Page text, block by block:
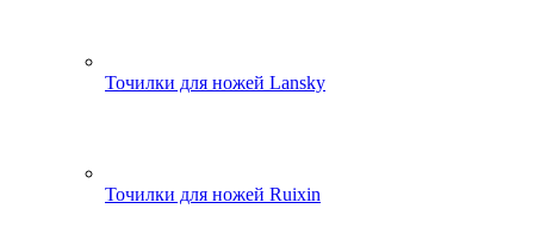
Точилки для ножей Lansky
Точилки для ножей Ruixin